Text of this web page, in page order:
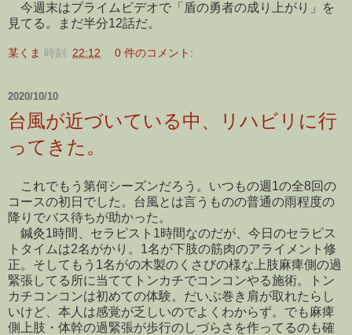
今週末はプライムビデオで「盾の勇者の成り上がり」を
見てる。まだ半分12話だ。
某くま 時刻: 22:12 0 件のコメント:
2020/10/10
台風が近づいている中、リハビリに行
ってきた。
これでもう第何シーズンだろう。いつもの週1の全8回の
コースの初日でした。台風とは言うものの普通の雨程度の
降りでバス待ちが助かった。
鍼灸1時間、セラピスト1時間なのだが、今日のセラピス
トタイムは2名がかり。1名が下肢の筋肉のアライメント修
正。そしてもう1名がの木製のくさびの様な上肢麻痺側の過
緊張してる所に当ててトンカチでコンコンやる施術。トン
カチコンコンは初めての体験。だいぶ巻き肩が取れたらし
いけど、本人は感覚が乏しいのでよくわからず。でも麻痺
側上肢・体幹の過緊張が歩行のしづらさを作ってるのも確